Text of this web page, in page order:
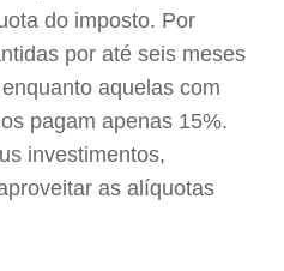
do imposto. Por
por até seis meses
aquelas com
pagam apenas 15%.
investimentos,
as alíquotas